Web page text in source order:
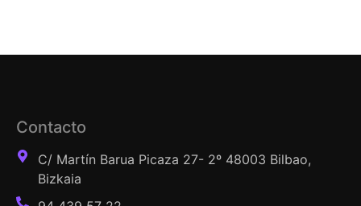
Contacto
C/ Martín Barua Picaza 27- 2º 48003 Bilbao,
Bizkaia